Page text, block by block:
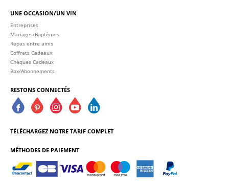
UNE OCCASION/UN VIN
Entreprises
Mariages/Baptèmes
Repas entre amis
Coffrets Cadeaux
Chèques Cadeaux
Box/Abonnements
RESTONS CONNECTÉS
TÉLÉCHARGEZ NOTRE TARIF COMPLET
MÉTHODES DE PAIEMENT